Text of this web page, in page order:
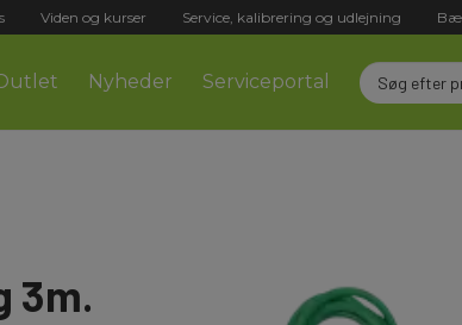
Viden og kurser Service, kalibrering og udlejning
Nyheder Serviceportal
3m.